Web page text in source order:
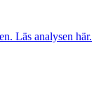
Läs analysen här.